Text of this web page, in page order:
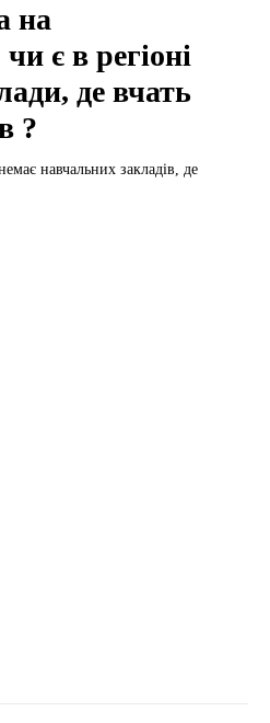
на
є в регіоні
де вчать
?
навчальних закладів, де